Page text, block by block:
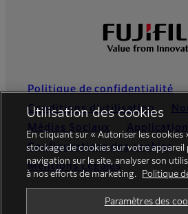
Politique de confidentialité
Conditions d’utilisation
Médias Sociaux
Configurations des cookies
Mentions Légales
Global site
Utilisation des cookies
En cliquant sur « Autoriser les cookies
stockage de cookies sur votre appareil
navigation sur le site, analyser son
à nos efforts de marketing.
Politique
Paramètres des